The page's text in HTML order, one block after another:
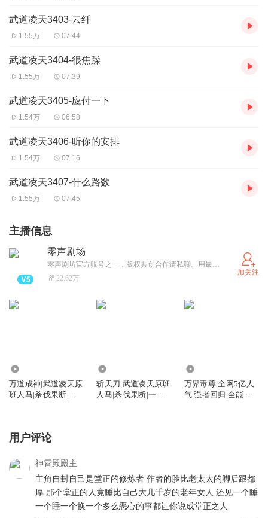
武道凌天3403-云纤
1.55万 07:44
武道凌天3404-很焦躁
1.55万 07:39
武道凌天3405-应付一下
1.54万 06:58
武道凌天3406-听你的安排
1.54万 07:16
武道凌天3407-什么路数
1.55万 07:45
主播信息
零声剧场
零声剧坊官方账号之一，版权共创合作请私聊。用最大诚意在做有声剧，只求为大家送上最好的回忆！
22.62万
加关注
万道成神|武道凌天原
班人马|杀伐果断|一
斩天刀|武道凌天原班
人马|杀伐果断|一路
万界毒尊|全网5亿人
气|强者回归|全能无
用户评论
神霄殿殿主
主角自封自己是堂正的修炼者 作者的脸比老太太的脚后跟都
厚 那个堂正的人竟睡比自己大几千岁的老年女人 还见一个睡
一个睡一个换一个多么恶心的事都让你说成堂正之人